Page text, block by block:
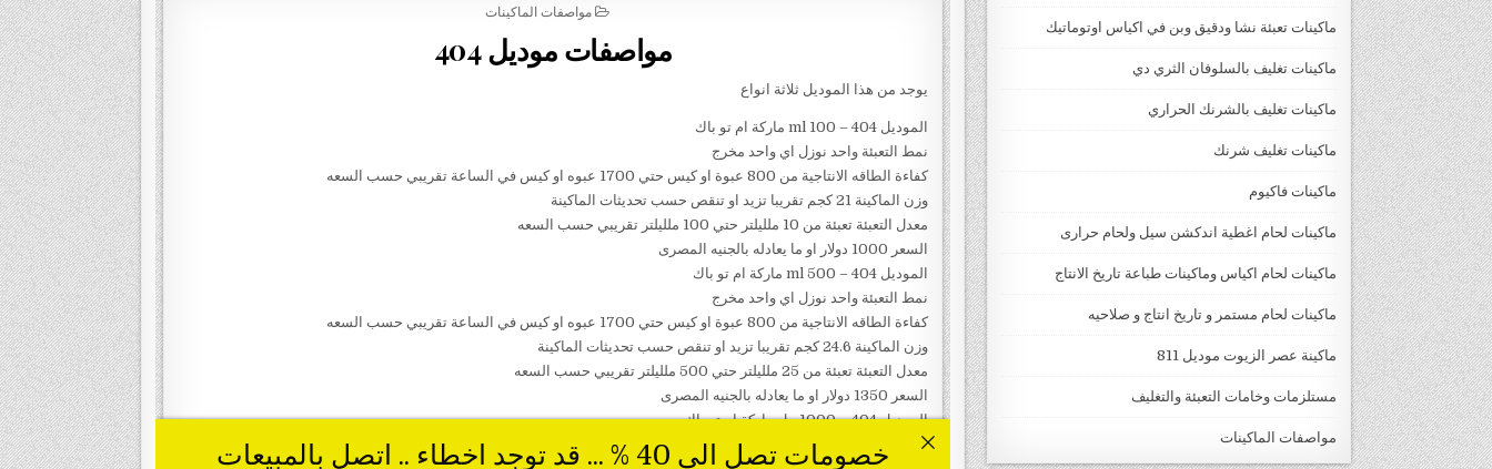
ماكينات تعبئة نشا ودقيق وبن في اكياس اوتوماتيك
ماكينات تغليف بالسلوفان الثري دي
ماكينات تغليف بالشرنك الحراري
ماكينات تغليف شرنك
ماكينات فاكيوم
ماكينات لحام اغطية اندكشن سيل ولحام حرارى
ماكينات لحام اكياس وماكينات طباعة تاريخ الانتاج
ماكينات لحام مستمر و تاريخ انتاج و صلاحيه
ماكينة عصر الزيوت موديل 811
مستلزمات وخامات التعبئة والتغليف
مواصفات الماكينات